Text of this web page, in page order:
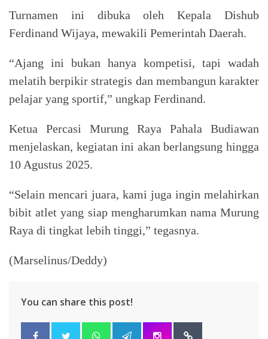
Turnamen ini dibuka oleh Kepala Dishub
Ferdinand Wijaya, mewakili Pemerintah Daerah.
“Ajang ini bukan hanya kompetisi, tapi wadah
melatih berpikir strategis dan membangun karakter
pelajar yang sportif,” ungkap Ferdinand.
Ketua Percasi Murung Raya Pahala Budiawan
menjelaskan, kegiatan ini akan berlangsung hingga
10 Agustus 2025.
“Selain mencari juara, kami juga ingin melahirkan
bibit atlet yang siap mengharumkan nama Murung
Raya di tingkat lebih tinggi,” tegasnya.
(Marselinus/Deddy)
You can share this post!